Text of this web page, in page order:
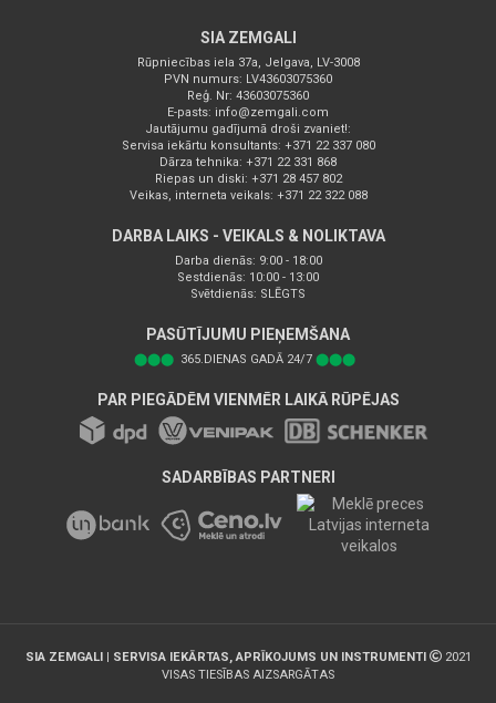
SIA ZEMGALI
Rūpniecības iela 37a, Jelgava, LV-3008
PVN numurs: LV43603075360
Reģ. Nr: 43603075360
E-pasts: info@zemgali.com
Jautājumu gadījumā droši zvaniet!:
Servisa iekārtu konsultants: +371 22 337 080
Dārza tehnika: +371 22 331 868
Riepas un diski: +371 28 457 802
Veikas, interneta veikals: +371 22 322 088
DARBA LAIKS - VEIKALS & NOLIKTAVA
Darba dienās: 9:00 - 18:00
Sestdienās: 10:00 - 13:00
Svētdienās: SLĒGTS
PASŪTĪJUMU PIEŅEMŠANA
⬤⬤⬤ 365.DIENAS GADĀ 24/7 ⬤⬤⬤
PAR PIEGĀDĒM VIENMĒR LAIKĀ RŪPĒJAS
SADARBĪBAS PARTNERI
SIA ZEMGALI | SERVISA IEKĀRTAS, APRĪKOJUMS UN INSTRUMENTI
2021
VISAS TIESĪBAS AIZSARGĀTAS